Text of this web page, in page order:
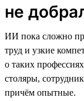
не
ИИ пока сложно
труд и узкие
о таких
столяры,
причём опытные.